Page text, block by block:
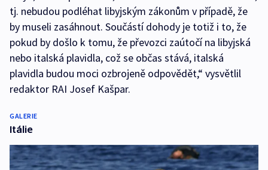
tj. nebudou podléhat libyjským zákonům v případě, že
by museli zasáhnout. Součástí dohody je totiž i to, že
pokud by došlo k tomu, že převozci zaútočí na libyjská
nebo italská plavidla, což se občas stává, italská
plavidla budou moci ozbrojeně odpovědět,“ vysvětlil
redaktor RAI Josef Kašpar.
GALERIE
Itálie